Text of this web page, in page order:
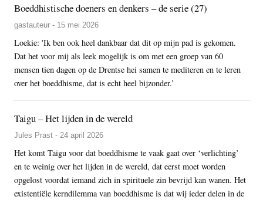
Boeddhistische doeners en denkers – de serie (27)
gastauteur - 15 mei 2026
Loekie: 'Ik ben ook heel dankbaar dat dit op mijn pad is gekomen.
Dat het voor mij als leek mogelijk is om met een groep van 60
mensen tien dagen op de Drentse hei samen te mediteren en te leren
over het boeddhisme, dat is echt heel bijzonder.’
Taigu – Het lijden in de wereld
Jules Prast - 24 april 2026
Het komt Taigu voor dat boeddhisme te vaak gaat over ‘verlichting’
en te weinig over het lijden in de wereld, dat eerst moet worden
opgelost voordat iemand zich in spirituele zin bevrijd kan wanen. Het
existentiële kerndilemma van boeddhisme is dat wij ieder delen in de